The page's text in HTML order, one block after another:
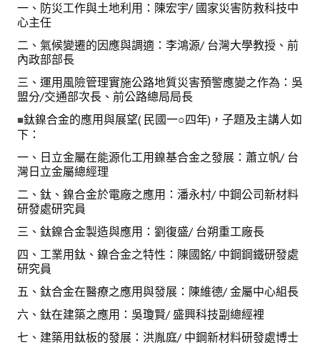
一、防災工作與土地利用：陳宏宇/ 國家災害防救科技中
心主任
二、氣候變遷的因應與調適：李鴻源/ 台灣大學教授、前
內政部部長
三、運用風險管理實施公路地質災害預警應變之作為：吳
盟分/交通部次長、前公路總局局長
■鈦鎳合金的應用與展望( 民國一○四年)，子題及主講人如
下：
一、日立金屬在能源化工用鎳基合金之發展：蕭立帆/ 台
灣日立金屬總經理
二、鈦、鎳合金於電廠之應用：潘永村/ 中鋼公司新材料
研發處研究員
三、鈦鎳合金製造與應用：劉復盛/ 台朔重工廠長
四、工業用鈦、鎳合金之特性：陳國銘/ 中鋼鋼鐵研發處
研究員
五、鈦合金在醫療之應用與發展：陳維德/ 金屬中心組長
六、鈦在建築之應用：吳瓊賢/ 盛興科技副總經裡
七、建築用鈦板的發展：洪胤庭/ 中鋼新材料研發處博士